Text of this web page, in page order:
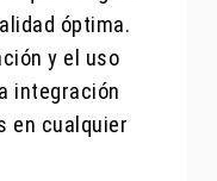
óptima.
y el uso
integración
en cualquier